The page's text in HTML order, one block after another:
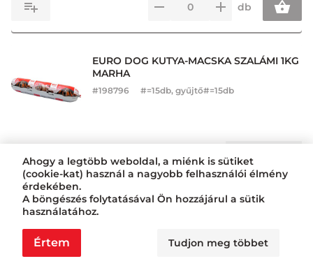
db
EURO DOG KUTYA-MACSKA SZALÁMI 1KG
MARHA
#198796 #=15db, gyűjtő#=15db
db
EURO DOG KUTYA-MACSKA SZALÁMI 1KG
Ahogy a legtöbb weboldal, a miénk is sütiket
(cookie-kat) használ a nagyobb felhasználói élmény
érdekében.
A böngészés folytatásával Ön hozzájárul a sütik
használatához.
Értem Tudjon meg többet